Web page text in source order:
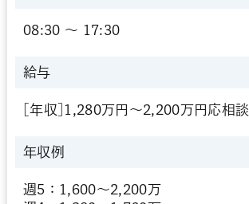
08:30 〜 17:30
給与
[年収]1,280万円～2,200万円応相談
年収例
週5：1,600～2,200万